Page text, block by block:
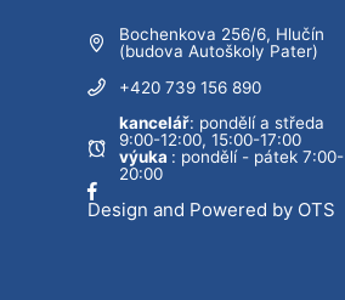
Bochenkova 256/6, Hlučín
(budova Autoškoly Pater)
+420 739 156 890
kancelář: pondělí a středa
9:00-12:00, 15:00-17:00
výuka : pondělí - pátek 7:00-
20:00
Design and Powered by OTS